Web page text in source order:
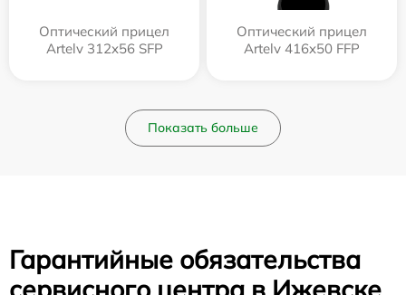
Оптический прицел
Artelv 312x56 SFP
Оптический прицел
Artelv 416x50 FFP
Показать больше
Гарантийные обязательства